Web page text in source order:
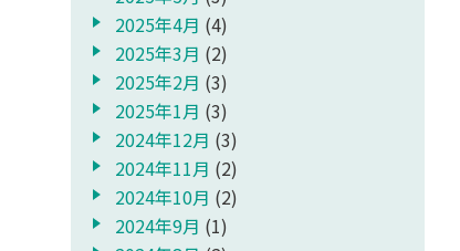
2025年4月 (4)
2025年3月 (2)
2025年2月 (3)
2025年1月 (3)
2024年12月 (3)
2024年11月 (2)
2024年10月 (2)
2024年9月 (1)